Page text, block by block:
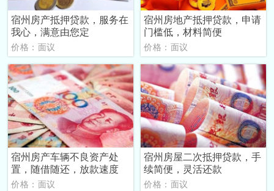
宿州房产抵押贷款，服务在
我心，满意由您定
价格：面议
宿州房地产抵押贷款，申请
门槛低，材料简便
价格：面议
宿州房产车辆不良资产处
置，随借随还，放款速度
价格：面议
宿州房屋二次抵押贷款，手
续简便，灵活还款
价格：面议